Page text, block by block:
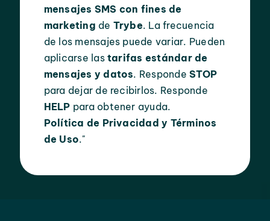
mensajes SMS con fines de
marketing de Trybe. La frecuencia
de los mensajes puede variar. Pueden
aplicarse las tarifas estándar de
mensajes y datos. RespondeSTOP
para dejar de recibirlos. Responde
HELP para obtener ayuda.
Política de Privacidad y Términos
de Uso."